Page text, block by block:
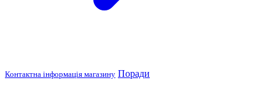
Контактна інформація магазину Поради